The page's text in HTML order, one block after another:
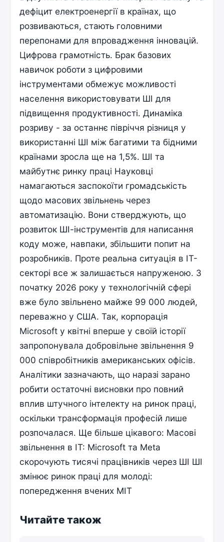
дефіцит електроенергії в країнах, що
розвиваються, стають головними
перепонами для впровадження інновацій.
Цифрова грамотність. Брак базових
навичок роботи з цифровими
інструментами обмежує можливості
населення використовувати ШІ для
підвищення продуктивності. Динаміка
розриву - за останнє півріччя різниця у
використанні ШІ між багатими та бідними
країнами зросла ще на 1,5%. ШІ та
майбутнє ринку праці Науковці
намагаються заспокоїти громадськість
щодо масових звільнень через
автоматизацію. Вони стверджують, що
розвиток ШІ-інструментів для написання
коду може, навпаки, збільшити попит на
розробників. Проте реальна ситуація в ІТ-
секторі все ж залишається напруженою. З
початку 2026 року у технологічній сфері
вже було звільнено майже 99 000 людей,
переважно у США. Так, корпорація
Microsoft у квітні вперше у своїй історії
запропонувала добровільне звільнення 9
000 співробітників американських офісів.
Аналітики зазначають, що наразі зарано
робити остаточні висновки про повний
вплив штучного інтелекту на ринок праці,
оскільки трансформація професій лише
розпочалася. Ще більше цікавого: Масові
звільнення в IT: Microsoft та Meta
скорочують тисячі працівників через ШІ ШІ
змінює ринок праці для молоді:
попередження вчених MIT
Читайте також